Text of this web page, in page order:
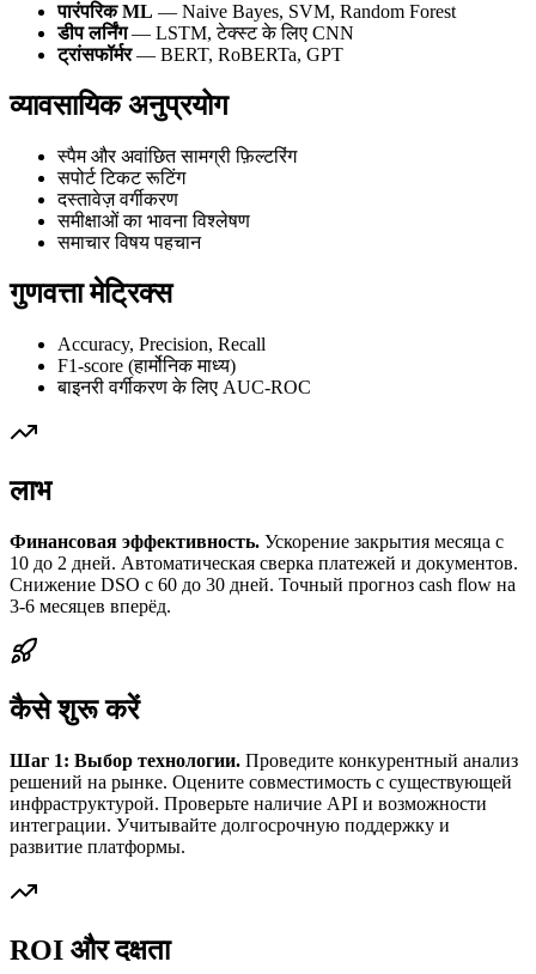
पारंपरिक ML — Naive Bayes, SVM, Random Forest
डीप लर्निंग— LSTM, टेक्स्ट के लिए CNN
ट्रांसफॉर्मर— BERT, RoBERTa, GPT
व्यावसायिक अनुप्रयोग
स्पैम और अवांछित सामग्री फ़िल्टरिंग
सपोर्ट टिकट रूटिंग
दस्तावेज़ वर्गीकरण
समीक्षाओं का भावना विश्लेषण
समाचार विषय पहचान
गुणवत्ता मेट्रिक्स
Accuracy, Precision, Recall
F1-score (हार्मोनिक माध्य)
बाइनरी वर्गीकरण के लिए AUC-ROC
लाभ
Финансовая эффективность. Ускорение закрытия месяца с
10 до 2 дней. Автоматическая сверка платежей и документов.
Снижение DSO с 60 до 30 дней. Точный прогноз cash flow на
3-6 месяцев вперёд.
कैसे शुरू करें
Шаг 1: Выбор технологии. Проведите конкурентный анализ
решений на рынке. Оцените совместимость с существующей
инфраструктурой. Проверьте наличие API и возможности
интеграции. Учитывайте долгосрочную поддержку и
развитие платформы.
ROI और दक्षता